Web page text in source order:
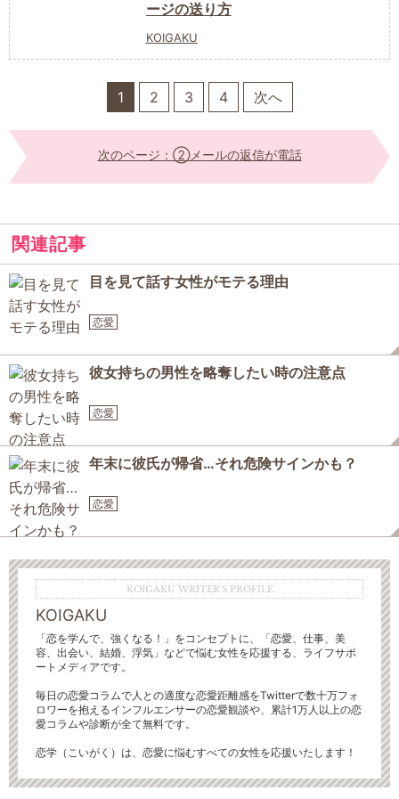
ージの送り方
KOIGAKU
1 2 3 4 次へ
次のページ：②メールの返信が電話
関連記事
目を見て話す女性がモテる理由
恋愛
彼女持ちの男性を略奪したい時の注意点
恋愛
年末に彼氏が帰省…それ危険サインかも？
恋愛
KOIGAKU WRITER'S PROFILE
KOIGAKU
「恋を学んで、強くなる！」をコンセプトに、「恋愛、仕事、美
容、出会い、結婚、浮気」などで悩む女性を応援する、ライフサポ
ートメディアです。
毎日の恋愛コラムで人との適度な恋愛距離感をTwitterで数十万フォ
ロワーを抱えるインフルエンサーの恋愛観談や、累計1万人以上の恋
愛コラムや診断が全て無料です。
恋学（こいがく）は、恋愛に悩むすべての女性を応援いたします！